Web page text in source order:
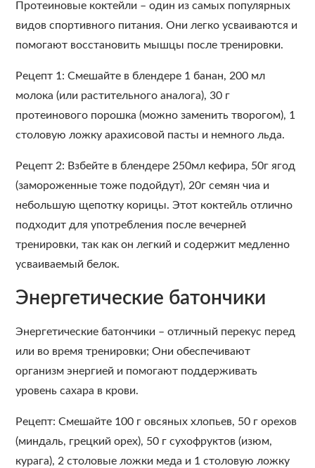
Протеиновые коктейли – один из самых популярных
видов спортивного питания. Они легко усваиваются и
помогают восстановить мышцы после тренировки.
Рецепт 1: Смешайте в блендере 1 банан, 200 мл
молока (или растительного аналога), 30 г
протеинового порошка (можно заменить творогом), 1
столовую ложку арахисовой пасты и немного льда.
Рецепт 2: Взбейте в блендере 250мл кефира, 50г ягод
(замороженные тоже подойдут), 20г семян чиа и
небольшую щепотку корицы. Этот коктейль отлично
подходит для употребления после вечерней
тренировки, так как он легкий и содержит медленно
усваиваемый белок.
Энергетические батончики
Энергетические батончики – отличный перекус перед
или во время тренировки; Они обеспечивают
организм энергией и помогают поддерживать
уровень сахара в крови.
Рецепт: Смешайте 100 г овсяных хлопьев, 50 г орехов
(миндаль, грецкий орех), 50 г сухофруктов (изюм,
курага), 2 столовые ложки меда и 1 столовую ложку